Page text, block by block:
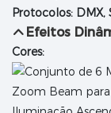
Protocolos:
Efeitos
Cores: